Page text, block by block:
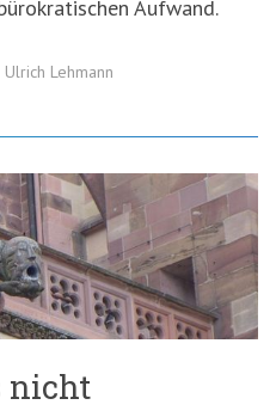
Aufwand.
Ulrich Lehmann
nicht